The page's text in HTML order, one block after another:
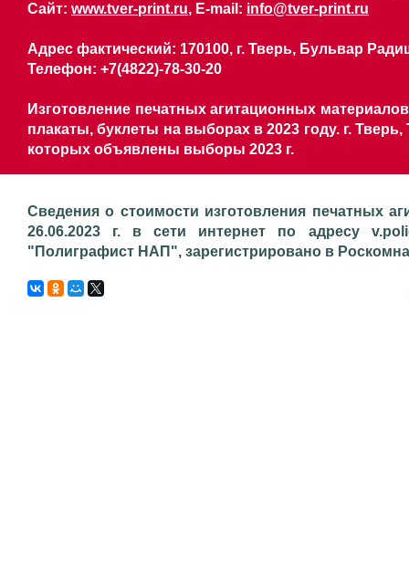
Сайт: www.tver-print.ru, E-mail: info@tver-print.ru
Адрес фактический: 170100, г. Тверь, Бульвар
Телефон: +7(4822)-78-30-20
Изготовление печатных агитационных
плакаты, буклеты на выборах в 2023 году. г.
которых объявлены выборы 2023 г.
Сведения о стоимости изготовления печатных
26.06.2023 г. в сети интернет по адресу
"Полиграфист НАП", зарегистрировано в